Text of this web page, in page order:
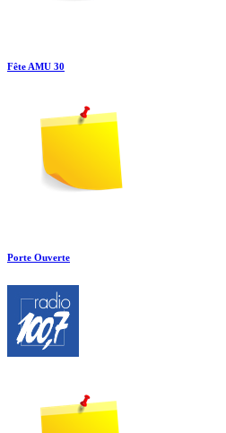
Fête AMU 30
Porte Ouverte